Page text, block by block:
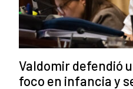
Valdomir defendió
foco en infancia y